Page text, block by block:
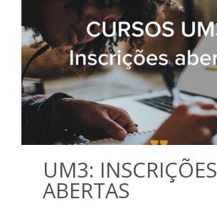
UM3: INSCRIÇÕES
ABERTAS